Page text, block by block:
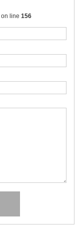
on line 156